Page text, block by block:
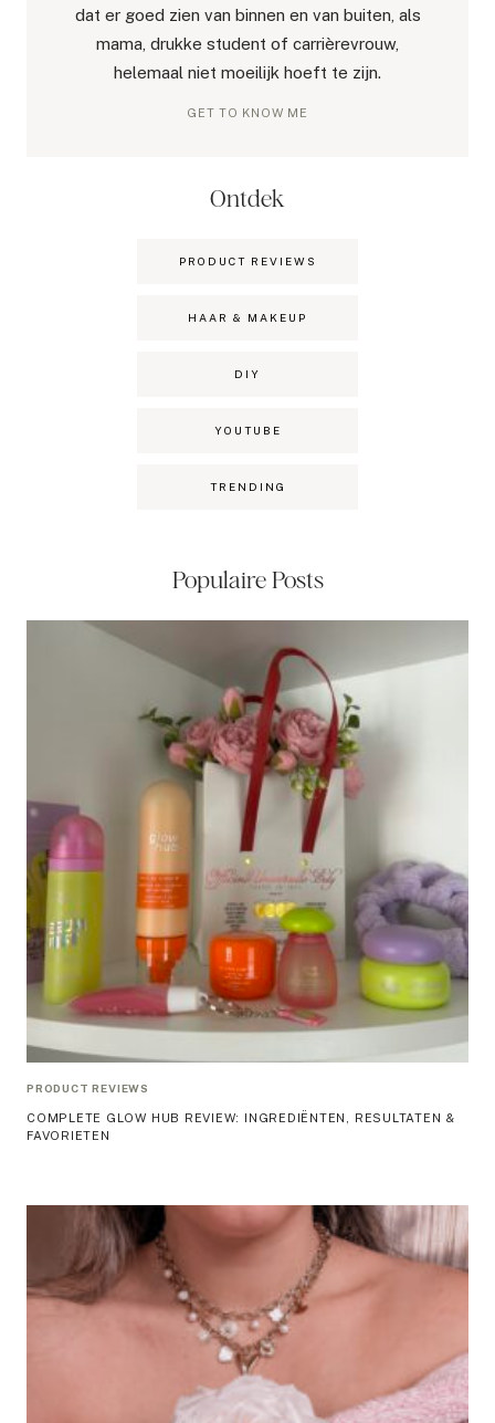
dat er goed zien van binnen en van buiten, als
mama, drukke student of carrièrevrouw,
helemaal niet moeilijk hoeft te zijn.
GET TO KNOW ME
Ontdek
PRODUCT REVIEWS
HAAR & MAKEUP
DIY
YOUTUBE
TRENDING
Populaire Posts
PRODUCT REVIEWS
COMPLETE GLOW HUB REVIEW: INGREDIËNTEN, RESULTATEN &
FAVORIETEN